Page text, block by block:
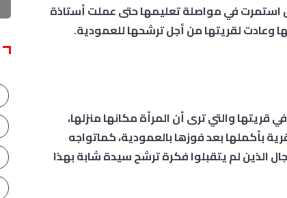
استمرت في مواصلة تعليمها حتى عملت أستاذة
وعادت لقريتها من أجل ترشحها للعمودية.
قريتها والتي ترى أن المرأة مكانها منزلها،
بأكملها بعد فوزها بالعمودية، كماتواجه
الذين لم يتقبلوا فكرة ترشح سيدة شابة بهذا